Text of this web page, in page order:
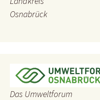
Osnabrück
Das Umweltforum